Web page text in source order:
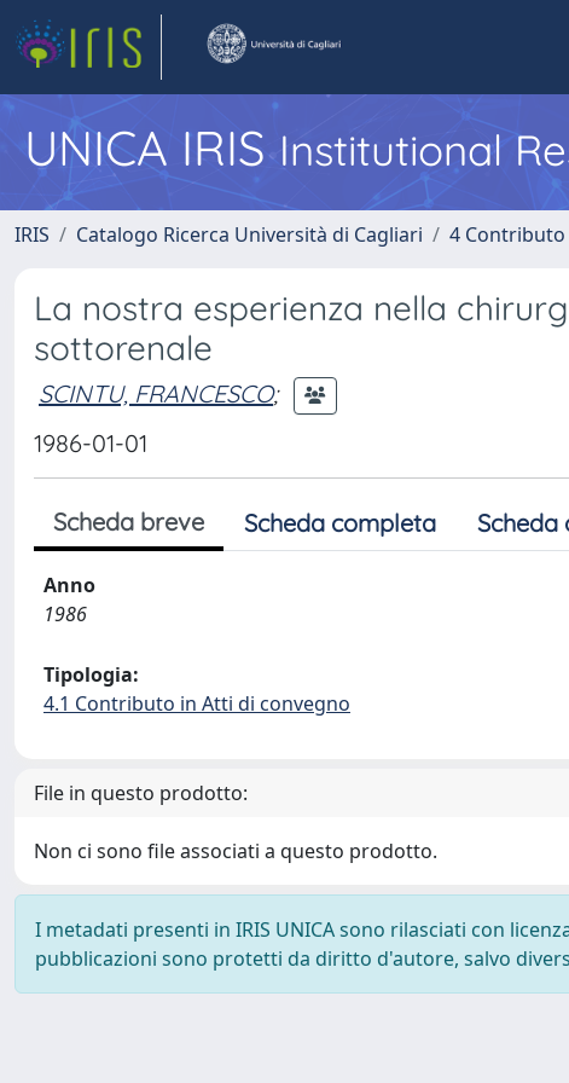
UNICA IRISInstitutional
IRIS Catalogo Ricerca Università di Cagliari 4 Contributo
La nostra esperienza nella
sottorenale
SCINTU, FRANCESCO;
1986-01-01
Scheda breve Scheda completa Scheda
Anno
1986
Tipologia:
4.1 Contributo in Atti di convegno
File in questo prodotto:
Non ci sono file associati a questo prodotto.
I metadati presenti in IRIS UNICA sono rilasciati con
pubblicazioni sono protetti da diritto d'autore, salvo